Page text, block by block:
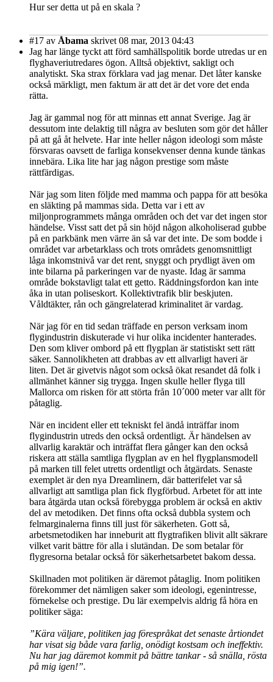
Hur ser detta ut på en skala ?
#17 av Åbama skrivet 08 mar, 2013 04:43
Jag har länge tyckt att förd samhällspolitik borde utredas ur en
flyghaveriutredares ögon. Alltså objektivt, sakligt och
analytiskt. Ska strax förklara vad jag menar. Det låter kanske
också märkligt, men faktum är att det är det vore det enda
rätta.
Jag är gammal nog för att minnas ett annat Sverige. Jag är
dessutom inte delaktig till några av besluten som gör det håller
på att gå åt helvete. Har inte heller någon ideologi som måste
försvaras oavsett de farliga konsekvenser denna kunde tänkas
innebära. Lika lite har jag någon prestige som måste
rättfärdigas.
När jag som liten följde med mamma och pappa för att besöka
en släkting på mammas sida. Detta var i ett av
miljonprogrammets många områden och det var det ingen stor
händelse. Visst satt det på sin höjd någon alkoholiserad gubbe
på en parkbänk men värre än så var det inte. De som bodde i
området var arbetarklass och trots områdets genomsnittligt
låga inkomstnivå var det rent, snyggt och prydligt även om
inte bilarna på parkeringen var de nyaste. Idag är samma
område bokstavligt talat ett getto. Räddningsfordon kan inte
åka in utan poliseskort. Kollektivtrafik blir beskjuten.
Våldtäkter, rån och gängrelaterad kriminalitet är vardag.
När jag för en tid sedan träffade en person verksam inom
flygindustrin diskuterade vi hur olika incidenter hanterades.
Den som kliver ombord på ett flygplan är statistiskt sett rätt
säker. Sannolikheten att drabbas av ett allvarligt haveri är
liten. Det är givetvis något som också ökat resandet då folk i
allmänhet känner sig trygga. Ingen skulle heller flyga till
Mallorca om risken för att störta från 10´000 meter var allt för
påtaglig.
När en incident eller ett tekniskt fel ändå inträffar inom
flygindustrin utreds den också ordentligt. Är händelsen av
allvarlig karaktär och inträffat flera gånger kan den också
riskera att ställa samtliga flygplan av en hel flygplansmodell
på marken till felet utretts ordentligt och åtgärdats. Senaste
exemplet är den nya Dreamlinern, där batterifelet var så
allvarligt att samtliga plan fick flygförbud. Arbetet för att inte
bara åtgärda utan också förebygga problem är också en aktiv
del av metodiken. Det finns ofta också dubbla system och
felmarginalerna finns till just för säkerheten. Gott så,
arbetsmetodiken har inneburit att flygtrafiken blivit allt säkrare
vilket varit bättre för alla i slutändan. De som betalar för
flygresorna betalar också för säkerhetsarbetet bakom dessa.
Skillnaden mot politiken är däremot påtaglig. Inom politiken
förekommer det nämligen saker som ideologi, egenintresse,
förnekelse och prestige. Du lär exempelvis aldrig få höra en
politiker säga:
”Kära väljare, politiken jag förespråkat det senaste årtiondet
har visat sig både vara farlig, onödigt kostsam och ineffektiv.
Nu har jag däremot kommit på bättre tankar - så snälla, rösta
på mig igen!”.